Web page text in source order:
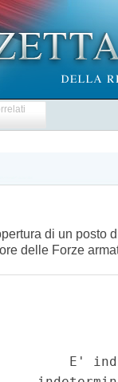
di un posto
delle Forze